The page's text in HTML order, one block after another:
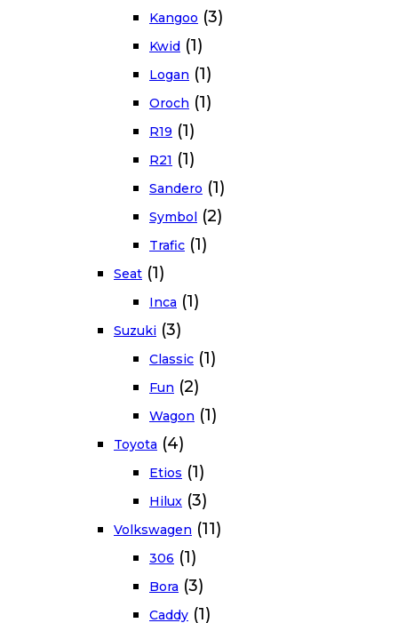
Kangoo (3)
Kwid (1)
Logan (1)
Oroch (1)
R19 (1)
R21 (1)
Sandero (1)
Symbol (2)
Trafic (1)
Seat (1)
Inca (1)
Suzuki (3)
Classic (1)
Fun (2)
Wagon (1)
Toyota (4)
Etios (1)
Hilux (3)
Volkswagen (11)
306 (1)
Bora (3)
Caddy (1)